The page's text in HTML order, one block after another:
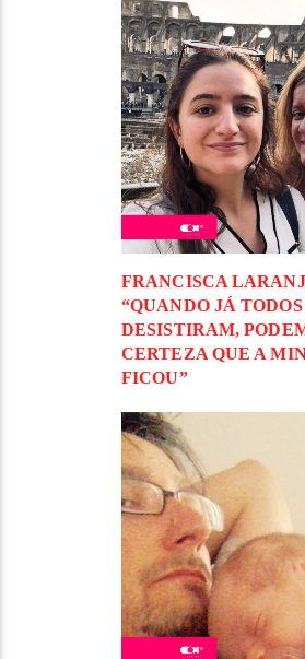
FRANCISCA
“QUANDO JÁ TODOS
DESISTIRAM,
CERTEZA QUE A
FICOU”